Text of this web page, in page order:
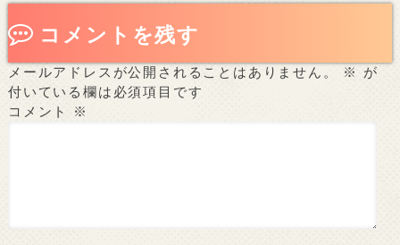
コメントを残す
メールアドレスが公開されることはありません。 ※
が
付いている欄は必須項目です
コメント
※